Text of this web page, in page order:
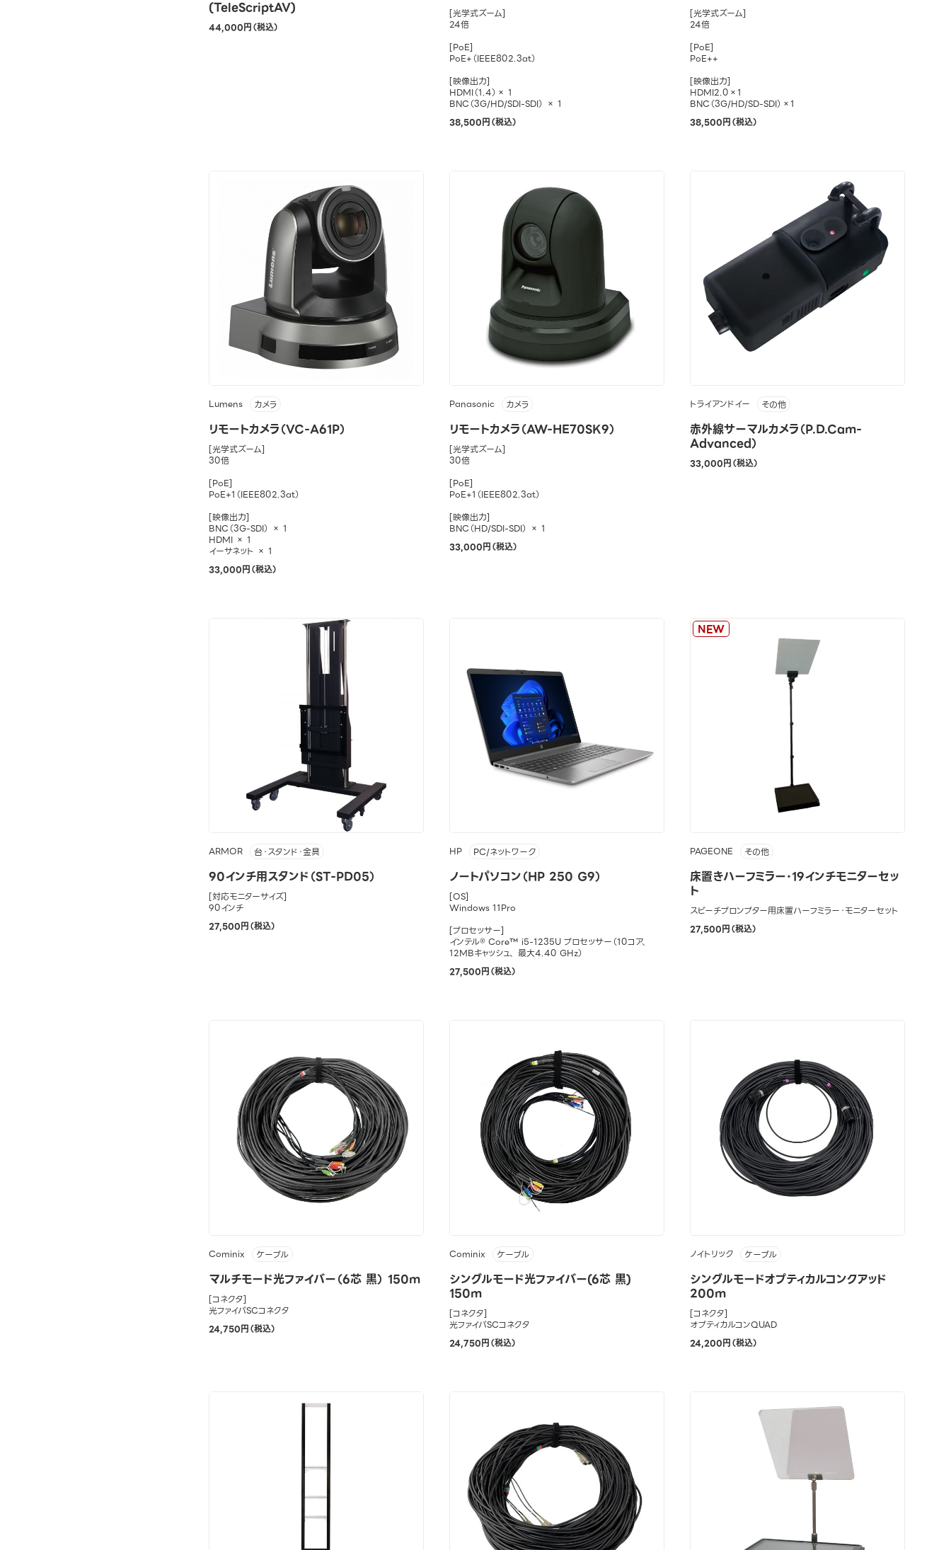
(TeleScriptAV)
44,000円（税込）
[光学式ズーム]
24倍
[PoE]
PoE+（IEEE802.3at）
[映像出力]
HDMI（1.4）× 1
BNC（3G/HD/SDI-SDI） × 1
38,500円（税込）
[光学式ズーム]
24倍
[PoE]
PoE++
[映像出力]
HDMI2.0×1
BNC（3G/HD/SD-SDI）×1
38,500円（税込）
Lumens カメラ
リモートカメラ（VC-A61P）
[光学式ズーム]
30倍
[PoE]
PoE+1（IEEE802.3at）
[映像出力]
BNC（3G-SDI） × 1
HDMI × 1
イーサネット × 1
33,000円（税込）
Panasonic カメラ
リモートカメラ（AW-HE70SK9）
[光学式ズーム]
30倍
[PoE]
PoE+1（IEEE802.3at）
[映像出力]
BNC（HD/SDI-SDI） × 1
33,000円（税込）
トライアンドイー その他
赤外線サーマルカメラ（P.D.Cam-
Advanced）
33,000円（税込）
ARMOR 台・スタンド・金具
90インチ用スタンド（ST-PD05）
[対応モニターサイズ]
90インチ
27,500円（税込）
HP PC/ネットワーク
ノートパソコン（HP 250 G9）
[OS]
Windows 11Pro
[プロセッサー]
インテル® Core™ i5-1235U プロセッサー（10コア、
12MBキャッシュ、 最大4.40 GHz）
27,500円（税込）
NEW
PAGEONE その他
床置きハーフミラー･19インチモニターセッ
ト
スピーチプロンプター用床置ハーフミラー・モニターセット
27,500円（税込）
Cominix ケーブル
マルチモード光ファイバー（6芯 黒） 150m
[コネクタ]
光ファイバSCコネクタ
24,750円（税込）
Cominix ケーブル
シングルモード光ファイバー(6芯 黒)
150m
[コネクタ]
光ファイバSCコネクタ
24,750円（税込）
ノイトリック ケーブル
シングルモードオプティカルコンクアッド
200m
[コネクタ]
オプティカルコンQUAD
24,200円（税込）